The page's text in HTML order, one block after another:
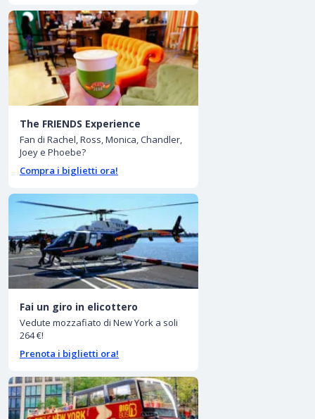
The FRIENDS Experience
Fan di Rachel, Ross, Monica, Chandler,
Joey e Phoebe?
Compra i biglietti ora!
Fai un giro in elicottero
Vedute mozzafiato di New York a soli
264 €!
Prenota i biglietti ora!